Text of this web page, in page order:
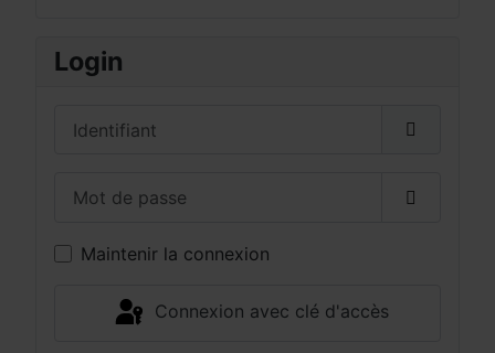
Login
Maintenir la connexion
Connexion avec clé d'accès